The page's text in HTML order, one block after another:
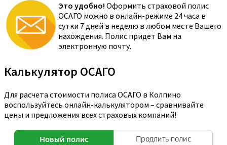
Это удобно! Оформить страховой полис
ОСАГО можно в онлайн-режиме 24 часа в
сутки 7 дней в неделю в любом месте Вашего
нахождения. Полис придет Вам на
электронную почту.
Калькулятор ОСАГО
Для расчета стоимости полиса ОСАГО в Колпино
воспользуйтесь онлайн-калькулятором – сравнивайте
цены и предложения всех страховых компаний!